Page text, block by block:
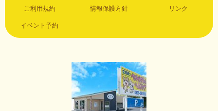
ご利用規約 情報保護方針 リンク
イベント予約